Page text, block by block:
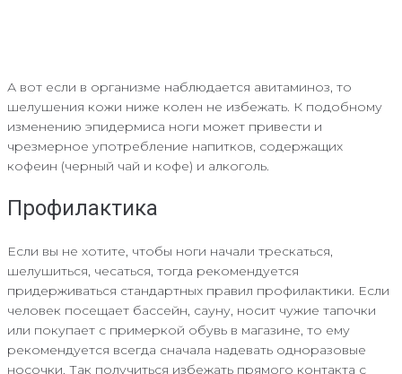
А вот если в организме наблюдается авитаминоз, то
шелушения кожи ниже колен не избежать. К подобному
изменению эпидермиса ноги может привести и
чрезмерное употребление напитков, содержащих
кофеин (черный чай и кофе) и алкоголь.
Профилактика
Если вы не хотите, чтобы ноги начали трескаться,
шелушиться, чесаться, тогда рекомендуется
придерживаться стандартных правил профилактики. Если
человек посещает бассейн, сауну, носит чужие тапочки
или покупает с примеркой обувь в магазине, то ему
рекомендуется всегда сначала надевать одноразовые
носочки. Так получиться избежать прямого контакта с